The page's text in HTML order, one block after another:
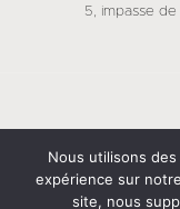
5, impasse
© 2026 ATELIER
Nous utilisons
expérience sur
site, nous